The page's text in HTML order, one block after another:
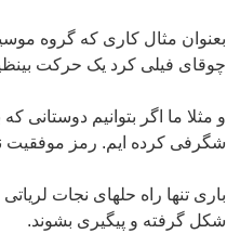
بعنوان مثال کاری که گروه
چوقای فیلی کرد یک حرکت
و مثلا ما اگر بتوانیم دوستانی
شگرفی کرده ایم. رمز موفقیت
باری تنها راه حلهای نجات
شکل گرفته و پیگیری بشوند.